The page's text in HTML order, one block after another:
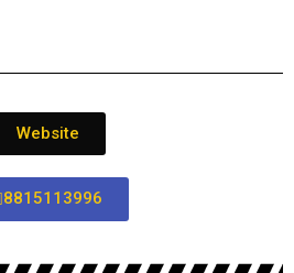
Website
8815113996